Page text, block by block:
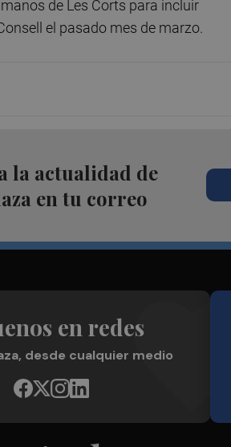
de Les Corts para incluir
el pasado mes de marzo.
la actualidad de
en tu correo
en redes
desde cualquier medio